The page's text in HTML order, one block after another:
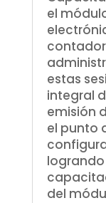
el
estas
integral
emisión
el punto
del